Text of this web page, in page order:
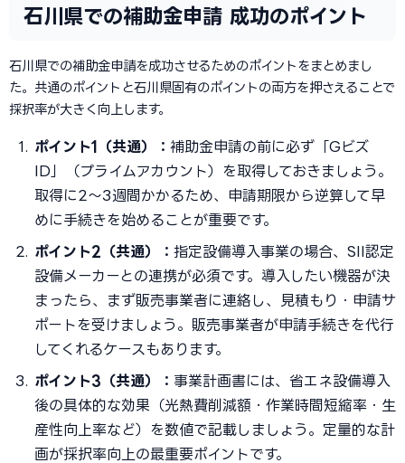
石川県での補助金申請 成功のポイント
石川県での補助金申請を成功させるためのポイントをまとめまし
た。共通のポイントと石川県固有のポイントの両方を押さえることで
採択率が大きく向上します。
ポイント1（共通）： 補助金申請の前に必ず「Gビズ
ID」（プライムアカウント）を取得しておきましょう。
取得に2〜3週間かかるため、申請期限から逆算して早
めに手続きを始めることが重要です。
ポイント2（共通）： 指定設備導入事業の場合、SII認定
設備メーカーとの連携が必須です。導入したい機器が決
まったら、まず販売事業者に連絡し、見積もり・申請サ
ポートを受けましょう。販売事業者が申請手続きを代行
してくれるケースもあります。
ポイント3（共通）： 事業計画書には、省エネ設備導入
後の具体的な効果（光熱費削減額・作業時間短縮率・生
産性向上率など）を数値で記載しましょう。定量的な計
画が採択率向上の最重要ポイントです。